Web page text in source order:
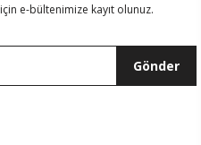
e-bültenimize kayıt olunuz.
Gönder